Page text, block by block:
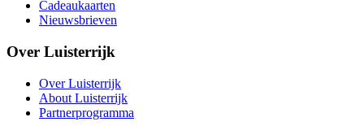
Cadeaukaarten
Nieuwsbrieven
Over Luisterrijk
Over Luisterrijk
About Luisterrijk
Partnerprogramma